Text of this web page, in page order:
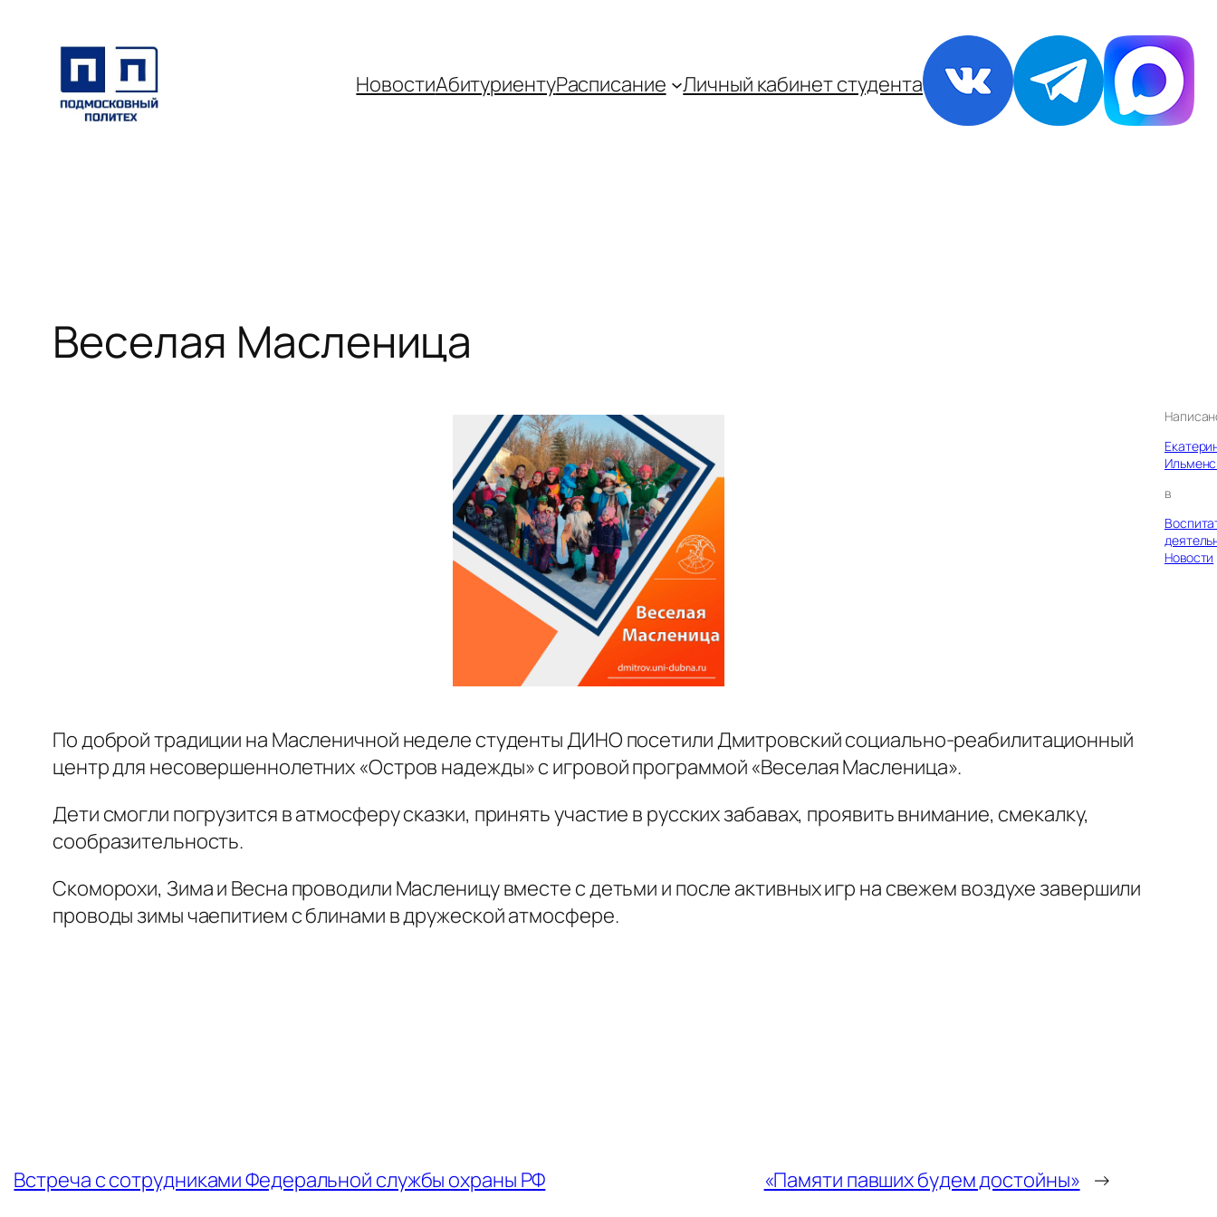
содержимому
НовостиАбитуриентуРаспиcание Личный кабинет студента
Веселая Масленица
в
Новости
По доброй традиции на Масленичной неделе студенты ДИНО посетили Дмитровский социально-реабилитационный
центр для несовершеннолетних «Остров надежды» с игровой программой «Веселая Масленица».
Дети смогли погрузится в атмосферу сказки, принять участие в русских забавах, проявить внимание, смекалку,
сообразительность.
Скоморохи, Зима и Весна проводили Масленицу вместе с детьми и после активных игр на свежем воздухе завершили
проводы зимы чаепитием с блинами в дружеской атмосфере.
Встреча с сотрудниками Федеральной службы охраны РФ «Памяти павших будем достойны» →